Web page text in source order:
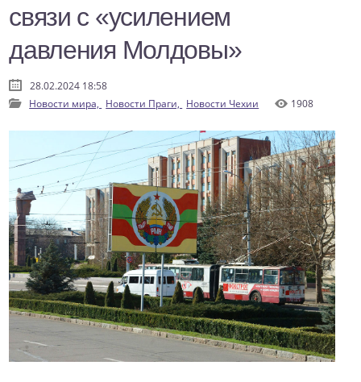
связи с «усилением
давления Молдовы»
28.02.2024 18:58
Новости мира, Новости Праги, Новости Чехии 1908